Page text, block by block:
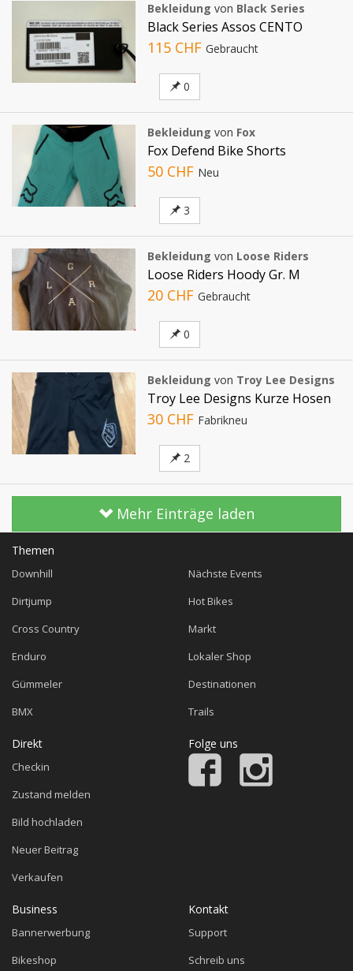
Bekleidung von Black Series
Black Series Assos CENTO
115 CHF Gebraucht
0
Bekleidung von Fox
Fox Defend Bike Shorts
50 CHF Neu
3
Bekleidung von Loose Riders
Loose Riders Hoody Gr. M
20 CHF Gebraucht
0
Bekleidung von Troy Lee Designs
Troy Lee Designs Kurze Hosen
30 CHF Fabrikneu
2
Mehr Einträge laden
Themen
Downhill
Dirtjump
Cross Country
Enduro
Gümmeler
BMX
Nächste Events
Hot Bikes
Markt
Lokaler Shop
Destinationen
Trails
Direkt
Checkin
Zustand melden
Bild hochladen
Neuer Beitrag
Verkaufen
Folge uns
Business
Bannerwerbung
Bikeshop
Kontakt
Support
Schreib uns